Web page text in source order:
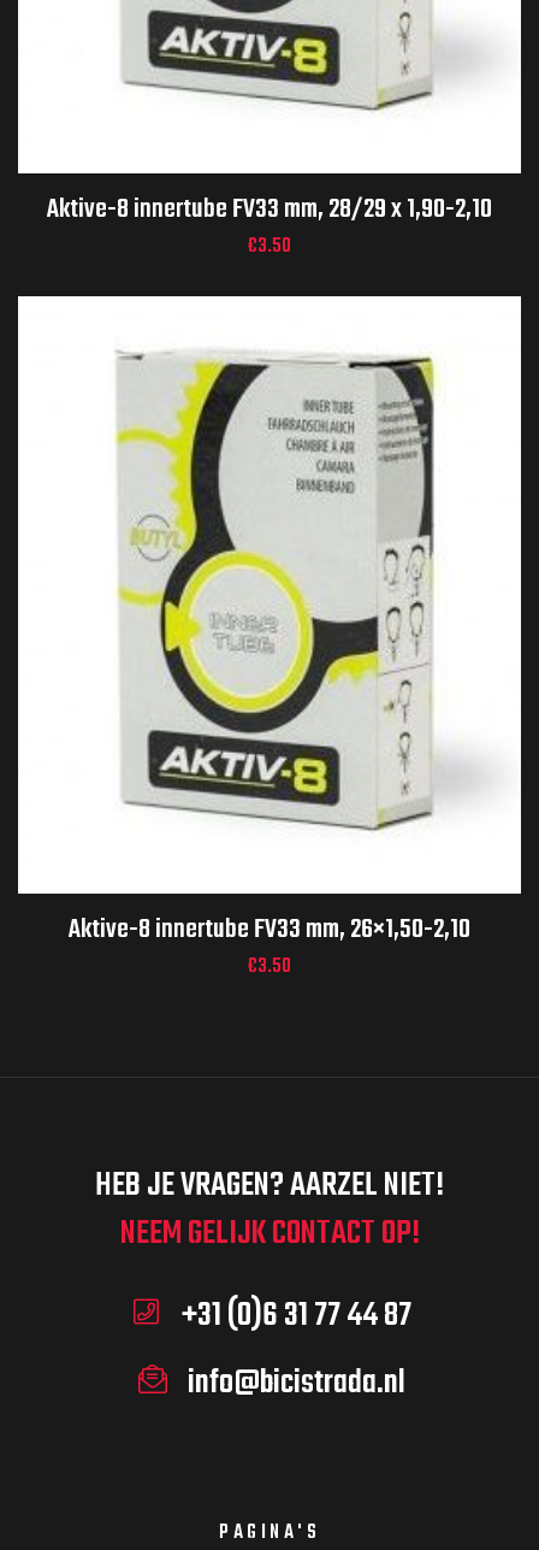
Aktive-8 innertube FV33 mm, 28/29 x 1,90-2,10
€3.50
Aktive-8 innertube FV33 mm, 26×1,50-2,10
€3.50
HEB JE VRAGEN? AARZEL NIET!
NEEM GELIJK CONTACT OP!
+31 (0)6 31 77 44 87
info@bicistrada.nl
PAGINA'S